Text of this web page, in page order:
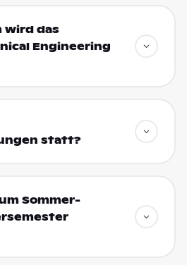
wird das
Engineering
statt?
Sommer-